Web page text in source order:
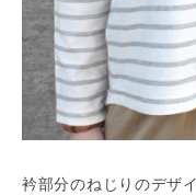
衿部分のねじりのデザ